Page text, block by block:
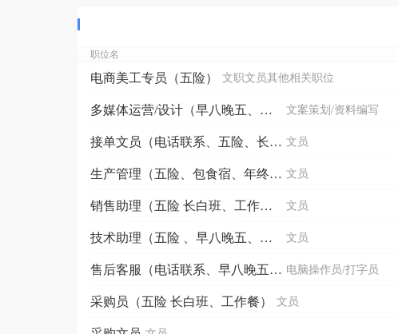
职位名
电商美工专员（五险） 文职文员其他相关职位
多媒体运营/设计（早八晚五、五险、工作餐，年终奖） 文案策划/资料编写
接单文员（电话联系、五险、长白班、包吃包住） 文员
生产管理（五险、包食宿、年终奖、长白班） 文员
销售助理（五险 长白班、工作餐） 文员
技术助理（五险 、早八晚五、工作餐 ） 文员
售后客服（电话联系、早八晚五、五险、） 电脑操作员/打字员
采购员（五险 长白班、工作餐） 文员